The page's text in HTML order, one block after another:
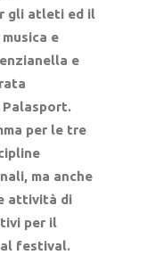
gli atleti ed il
e
e
Palasport.
per le tre
ma anche
attività di
per il
festival.